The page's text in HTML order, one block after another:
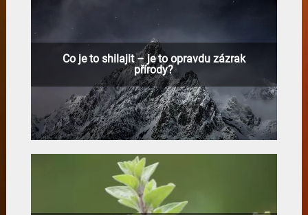
Co je to shilajit – je to opravdu zázrak
přírody?